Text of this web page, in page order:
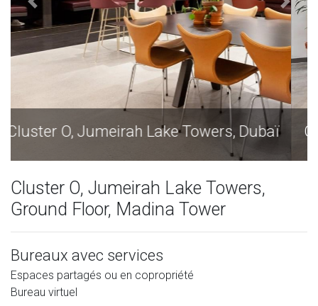
Cluster O, Jumeirah Lake Towers, Dubaï
Cluster O, Jumeirah Lake Towers,
Ground Floor, Madina Tower
Bureaux avec services
Espaces partagés ou en copropriété
Bureau virtuel